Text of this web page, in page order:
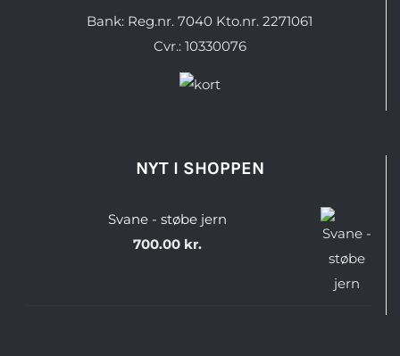
Bank: Reg.nr. 7040 Kto.nr. 2271061
Cvr.: 10330076
NYT I SHOPPEN
Svane - støbe jern
700.00 kr.